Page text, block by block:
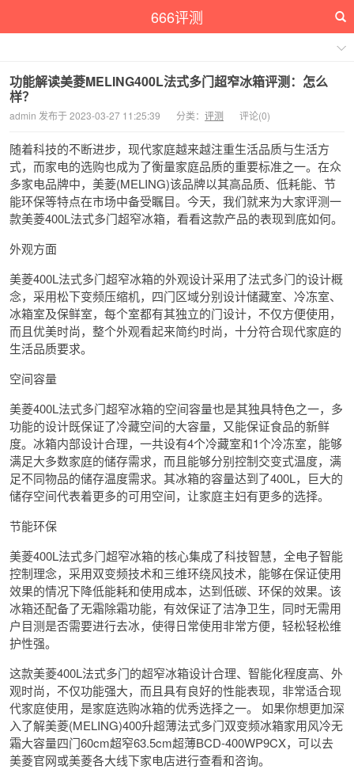
666评测
功能解读美菱MELING400L法式多门超窄冰箱评测：怎么
样？
admin 发布于 2023-03-27 11:25:39 分类： 评测 评论(0)
随着科技的不断进步，现代家庭越来越注重生活品质与生活方
式，而家电的选购也成为了衡量家庭品质的重要标准之一。在众
多家电品牌中，美菱(MELING)该品牌以其高品质、低耗能、节
能环保等特点在市场中备受瞩目。今天，我们就来为大家评测一
款美菱400L法式多门超窄冰箱，看看这款产品的表现到底如何。
外观方面
美菱400L法式多门超窄冰箱的外观设计采用了法式多门的设计概
念，采用松下变频压缩机，四门区域分别设计储藏室、冷冻室、
冰箱室及保鲜室，每个室都有其独立的门设计，不仅方便使用，
而且优美时尚，整个外观看起来简约时尚，十分符合现代家庭的
生活品质要求。
空间容量
美菱400L法式多门超窄冰箱的空间容量也是其独具特色之一，多
功能的设计既保证了冷藏空间的大容量，又能保证食品的新鲜
度。冰箱内部设计合理，一共设有4个冷藏室和1个冷冻室，能够
满足大多数家庭的储存需求，而且能够分别控制交变式温度，满
足不同物品的储存温度需求。其冰箱的容量达到了400L，巨大的
储存空间代表着更多的可用空间，让家庭主妇有更多的选择。
节能环保
美菱400L法式多门超窄冰箱的核心集成了科技智慧，全电子智能
控制理念，采用双变频技术和三维环绕风技术，能够在保证使用
效果的情况下降低能耗和使用成本，达到低碳、环保的效果。该
冰箱还配备了无霜除霜功能，有效保证了洁净卫生，同时无需用
户目测是否需要进行去冰，使得日常使用非常方便，轻松轻松维
护性强。
这款美菱400L法式多门的超窄冰箱设计合理、智能化程度高、外
观时尚，不仅功能强大，而且具有良好的性能表现，非常适合现
代家庭使用，是家庭选购冰箱的优秀选择之一。 如果你想更加深
入了解美菱(MELING)400升超薄法式多门双变频冰箱家用风冷无
霜大容量四门60cm超窄63.5cm超薄BCD-400WP9CX，可以去
美菱官网或美菱各大线下家电店进行查看和咨询。